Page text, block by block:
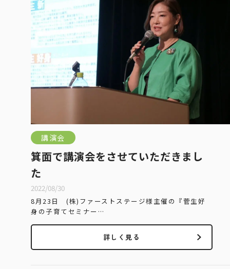
講演会
箕面で講演会をさせていただきまし
た
2022/08/30
8月23日 (株)ファーストステージ様主催の『菅生好
身の子育てセミナー…
詳しく見る